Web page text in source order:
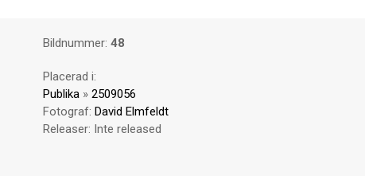
Bildnummer:48
Placerad i:
Publika »2509056
Fotograf:David Elmfeldt
Releaser: Inte released